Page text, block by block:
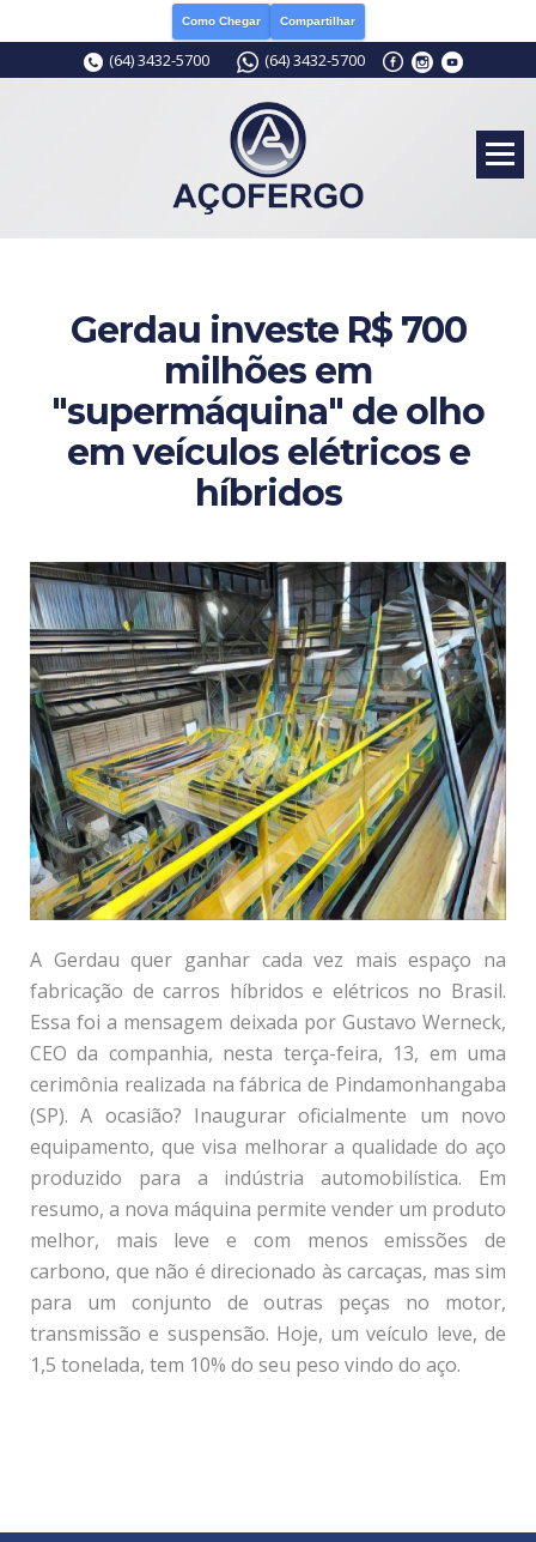
Como Chegar Compartilhar
(64) 3432-5700 (64) 3432-5700
Gerdau investe R$ 700
milhões em
"supermáquina" de olho
em veículos elétricos e
híbridos
A Gerdau quer ganhar cada vez mais espaço na
fabricação de carros híbridos e elétricos no Brasil.
Essa foi a mensagem deixada por Gustavo Werneck,
CEO da companhia, nesta terça-feira, 13, em uma
cerimônia realizada na fábrica de Pindamonhangaba
(SP). A ocasião? Inaugurar oficialmente um novo
equipamento, que visa melhorar a qualidade do aço
produzido para a indústria automobilística. Em
resumo, a nova máquina permite vender um produto
melhor, mais leve e com menos emissões de
carbono, que não é direcionado às carcaças, mas sim
para um conjunto de outras peças no motor,
transmissão e suspensão. Hoje, um veículo leve, de
1,5 tonelada, tem 10% do seu peso vindo do aço.